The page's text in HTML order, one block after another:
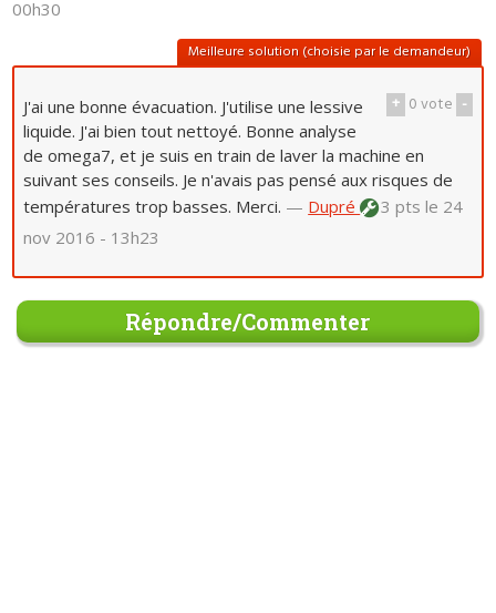
00h30
Meilleure solution (choisie par le demandeur)
+ 0vote -
J'ai une bonne évacuation. J'utilise une lessive
liquide. J'ai bien tout nettoyé. Bonne analyse
de omega7, et je suis en train de laver la machine en
suivant ses conseils. Je n'avais pas pensé aux risques de
températures trop basses. Merci. — Dupré 3 ptsle 24
nov 2016 - 13h23
Répondre/Commenter